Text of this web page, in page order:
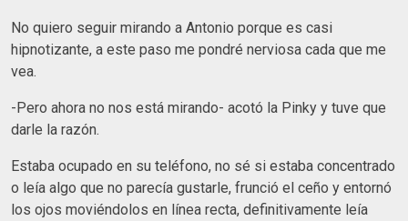
No quiero seguir mirando a Antonio porque es casi
hipnotizante, a este paso me pondré nerviosa cada que me
vea.
-Pero ahora no nos está mirando- acotó la Pinky y tuve que
darle la razón.
Estaba ocupado en su teléfono, no sé si estaba concentrado
o leía algo que no parecía gustarle, frunció el ceño y entornó
los ojos moviéndolos en línea recta, definitivamente leía